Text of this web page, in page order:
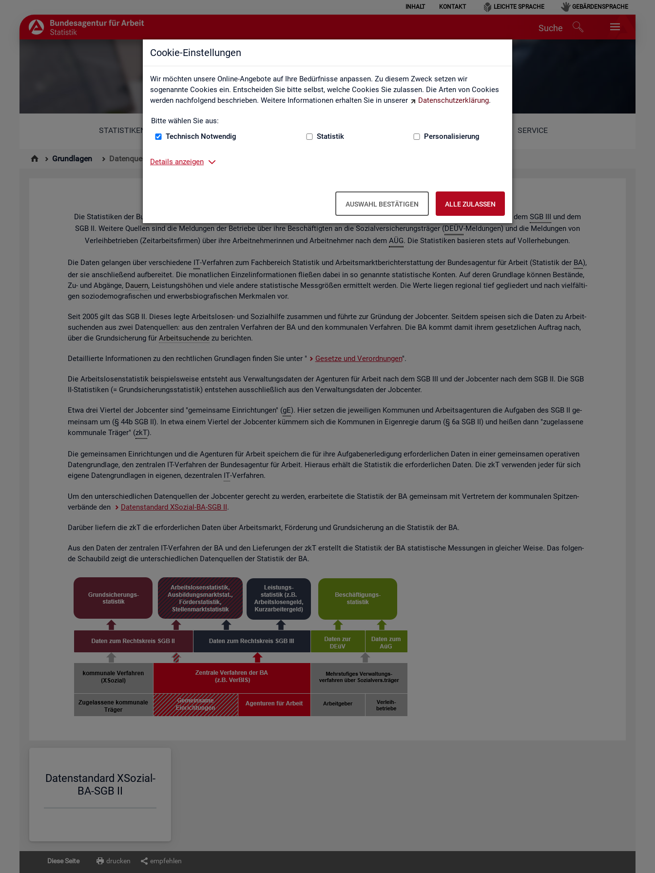
Cookie-Einstellungen
Wir möchten unsere Online-Angebote auf Ihre Bedürfnisse anpassen. Zu diesem Zweck setzen wir
sogenannte Cookies ein. Entscheiden Sie bitte selbst, welche Cookies Sie zulassen. Die Arten von Cookies
werden nachfolgend beschrieben. Weitere Informationen erhalten Sie in unserer
Datenschutzerklärung.
Bitte wählen Sie aus:
Technisch Notwendig
Statistik Personalisierung
Details anzeigen
AUSWAHL BESTÄTIGEN ALLE ZULASSEN
INHALT KONTAKT LEICHTE SPRACHE GEBÄRDENSPRACHE
Suche
Datenquellen
STATISTIKEN SERVICE
Grundlagen Datenquellen
Da­ten­quel­len
Die Sta­tis­ti­ken der Bun­des­agen­tur für Ar­beit ba­sie­ren über­wie­gend auf Ge­schäfts­da­ten der Agen­tu­ren für Ar­beit und derJob­cen­ternach dem SGB III und dem
SGB II. Wei­te­re Quel­len sind die Mel­dun­gen der Be­trie­be über ihre Be­schäf­tig­ten an die So­zi­al­ver­si­che­rungs­trä­ger (DEÜV-Mel­dun­gen) und die Mel­dun­gen von
Ver­leih­be­trie­ben (Zeit­ar­beits­fir­men) über ihre Ar­beit­neh­me­rin­nen und Ar­beit­neh­mer nach dem AÜG. Die Sta­tis­ti­ken ba­sie­ren stets auf Vol­l­er­he­bun­gen.
Die Daten ge­lan­gen über ver­schie­de­ne IT-Ver­fah­ren zum Fach­be­reich Sta­tis­tik und Ar­beits­markt­be­richt­erstat­tung der Bun­des­agen­tur für Ar­beit (Sta­tis­tik der BA),
der sie an­schlie­ßend auf­be­rei­tet. Die mo­nat­li­chen Ein­zel­in­for­ma­tio­nen flie­ßen dabei in so ge­nann­te sta­tis­ti­sche Kon­ten. Auf deren Grund­la­ge kön­nen Be­stän­de,
Zu- und Ab­gän­ge, Dau­ern, Leis­tungs­hö­hen und viele an­de­re sta­tis­ti­sche Mess­grö­ßen er­mit­telt wer­den. Die Werte lie­gen re­gio­nal tief ge­glie­dert und nach viel­fäl­ti­
gen so­zio­de­mo­gra­fi­schen und er­werbs­bio­gra­fi­schen Merk­ma­len vor.
Seit 2005 gilt das SGB II. Die­ses legte Ar­beits­lo­sen- und So­zi­al­hil­fe zu­sam­men und führ­te zur Grün­dung der Job­cen­ter. Seit­dem spei­sen sich die Daten zu Ar­beit­
su­chen­den aus zwei Da­ten­quel­len: aus den zen­tra­len Ver­fah­ren der BA und den kom­mu­na­len Ver­fah­ren. Die BA kommt damit ihrem ge­setz­li­chen Auf­trag nach,
über die Grund­si­che­rung für Ar­beit­su­chen­dezu be­rich­ten.
De­tail­lier­te In­for­ma­tio­nen zu den recht­li­chen Grund­la­gen fin­den Sie unter " Ge­set­ze und Ver­ord­nun­gen".
Die Ar­beits­lo­sen­sta­tis­tik bei­spiels­wei­se ent­steht aus Ver­wal­tungs­da­ten der Agen­tu­ren für Ar­beit nach dem SGB III und der Job­cen­ter nach dem SGB II. Die SGB
II-Sta­tis­ti­ken (= Grund­si­che­rungs­sta­tis­tik) ent­ste­hen aus­schlie­ß­lich aus den Ver­wal­tungs­da­ten der Job­cen­ter.
Etwa drei Vier­tel der Job­cen­ter sind "ge­mein­sa­me Ein­rich­tun­gen" (gE). Hier set­zen die je­wei­li­gen Kom­mu­nen und Ar­beits­agen­tu­ren die Auf­ga­ben des SGB II ge­
mein­sam um (§ 44b SGB II). In etwa einem Vier­tel der Job­cen­ter küm­mern sich die Kom­mu­nen in Ei­gen­re­gie darum (§ 6a SGB II) und hei­ßen dann "zu­ge­las­se­ne
kom­mu­na­le Trä­ger" (zkT).
Die ge­mein­sa­men Ein­rich­tun­gen und die Agen­tu­ren für Ar­beit spei­chern die für ihre Auf­ga­ben­er­le­di­gung er­for­der­li­chen Daten in einer ge­mein­sa­men ope­ra­ti­ven
Da­ten­grund­la­ge, den zen­tra­len IT-Ver­fah­ren der Bun­des­agen­tur für Ar­beit. Hier­aus er­hält die Sta­tis­tik die er­for­der­li­chen Daten. Die zkT ver­wen­den jeder für sich
ei­ge­ne Da­ten­grund­la­gen in ei­ge­nen, de­zen­tra­len IT-Ver­fah­ren.
Um den un­ter­schied­li­chen Da­ten­quel­len der Job­cen­ter ge­recht zu wer­den, er­ar­bei­te­te die Sta­tis­tik der BA ge­mein­sam mit Ver­tre­tern der kom­mu­na­len Spit­zen­
ver­bän­de den
Da­ten­stan­dard XSo­zi­al-BA-SGB II.
Dar­über lie­fern die zkT die er­for­der­li­chen Daten über Ar­beits­markt, För­de­rung und Grund­si­che­rung an die Sta­tis­tik der BA.
Aus den Daten der zen­tra­len IT-Ver­fah­ren der BA und den Lie­fe­run­gen der zkT er­stellt die Sta­tis­tik der BA sta­tis­ti­sche Mes­sun­gen in glei­cher Weise. Das fol­gen­
de Schau­bild zeigt die un­ter­schied­li­chen Da­ten­quel­len der Sta­tis­tik der BA.
Da­ten­stan­dard XSo­zi­al-
BA-SGB II
Diese Seite drucken empfehlen